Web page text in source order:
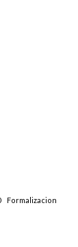
Formalizacion